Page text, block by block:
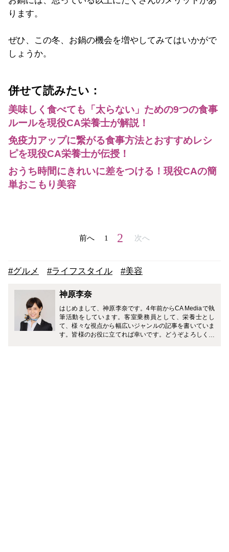
ります。
ぜひ、この冬、お鍋の機会を増やしてみてはいかがで
しょうか。
併せて読みたい：
美味しく食べても「太らない」ための9つの食事
ルールを現役CA栄養士が解説！
免疫力アップに繋がる食事方法とおすすめレシ
ピを現役CA栄養士が伝授！
おうち時間にきれいに差をつける！現役CAの簡
単おこもり美容
前へ 1 2 次へ
#グルメ #ライフスタイル #美容
神原李奈
はじめまして、神原李奈です。4年前からCA Mediaで執
筆活動をしています。客室乗務員として、栄養士とし
て、様々な視点から幅広いジャンルの記事を書いていま
す。皆様のお役に立てれば幸いです。どうぞよろしくお